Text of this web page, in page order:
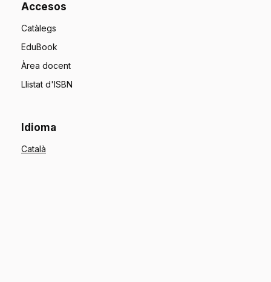
Accesos
Catàlegs
EduBook
Àrea docent
Llistat d'ISBN
Idioma